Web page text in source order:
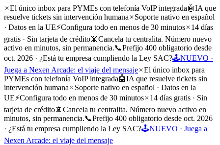
El único inbox para PYMEs con telefonía VoIP integrada🤖IA que
resuelve tickets sin intervención humana
Soporte nativo en español
· Datos en la UE⚡Configura todo en menos de 30 minutos
14 días
gratis · Sin tarjeta de crédito📵Cancela tu centralita. Número nuevo
activo en minutos, sin permanencia.📞Prefijo 400 obligatorio desde
oct. 2026 · ¿Está tu empresa cumpliendo la Ley SAC?🕹️NUEVO ·
Juega a Nexen Arcade: el viaje del mensaje
El único inbox para
PYMEs con telefonía VoIP integrada🤖IA que resuelve tickets sin
intervención humana
Soporte nativo en español · Datos en la
UE⚡Configura todo en menos de 30 minutos
14 días gratis · Sin
tarjeta de crédito📵Cancela tu centralita. Número nuevo activo en
minutos, sin permanencia.📞Prefijo 400 obligatorio desde oct. 2026
· ¿Está tu empresa cumpliendo la Ley SAC?🕹️NUEVO · Juega a
Nexen Arcade: el viaje del mensaje